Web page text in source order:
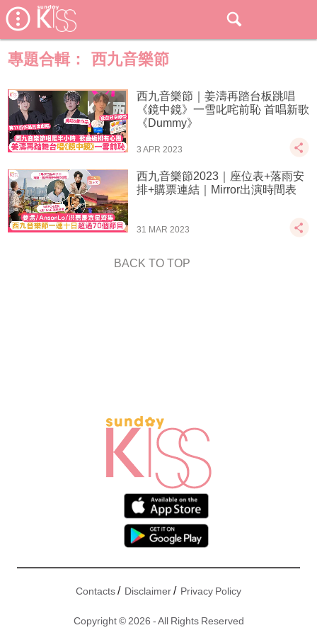
專題合輯： 西九音樂節
西九音樂節｜姜濤再踏台板跳唱
《鏡中鏡》一雪叱咤前恥 首唱新歌
《Dummy》
3 APR 2023
西九音樂節2023｜座位表+落雨安
排+購票連結｜Mirror出演時間表
31 MAR 2023
BACK TO TOP
Contacts/ Disclaimer/ Privacy Policy
Copyright © 2026 - All Rights Reserved